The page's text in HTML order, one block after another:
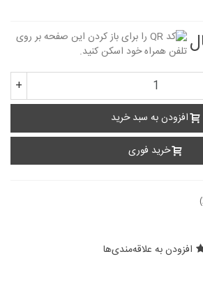
+
افزودن به سبد خرید
خرید فوری
افزودن به علاقه‌مندی‌ها